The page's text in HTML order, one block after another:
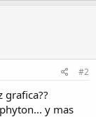
#2
y mas